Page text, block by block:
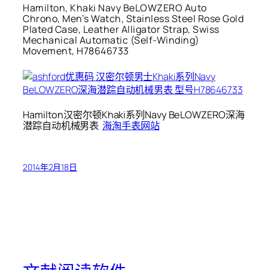
Hamilton, Khaki Navy BeLOWZERO Auto
Chrono, Men’s Watch, Stainless Steel Rose Gold
Plated Case, Leather Alligator Strap, Swiss
Mechanical Automatic (Self-Winding)
Movement, H78646733
Hamilton汉密尔顿Khaki系列Navy BeLOWZERO深海
潜踪自动机械男表 海淘手表网站
2014年2月18日